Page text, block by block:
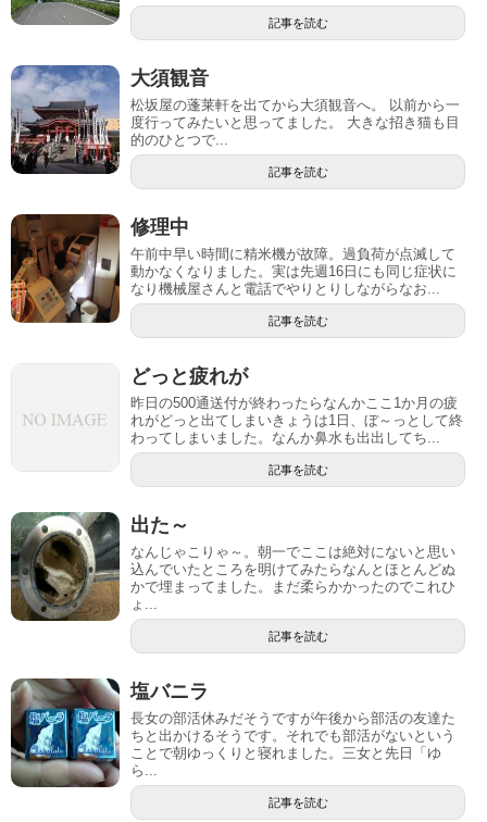
記事を読む
大須観音
松坂屋の蓬莱軒を出てから大須観音へ。 以前から一
度行ってみたいと思ってました。 大きな招き猫も目
的のひとつで...
記事を読む
修理中
午前中早い時間に精米機が故障。過負荷が点滅して
動かなくなりました。実は先週16日にも同じ症状に
なり機械屋さんと電話でやりとりしながらなお...
記事を読む
どっと疲れが
昨日の500通送付が終わったらなんかここ1か月の疲
れがどっと出てしまいきょうは1日、ぼ～っとして終
わってしまいました。なんか鼻水も出出してち...
記事を読む
出た～
なんじゃこりゃ～。朝一でここは絶対にないと思い
込んでいたところを明けてみたらなんとほとんどぬ
かで埋まってました。まだ柔らかかったのでこれひ
ょ...
記事を読む
塩バニラ
長女の部活休みだそうですが午後から部活の友達た
ちと出かけるそうです。それでも部活がないという
ことで朝ゆっくりと寝れました。三女と先日「ゆ
ら...
記事を読む